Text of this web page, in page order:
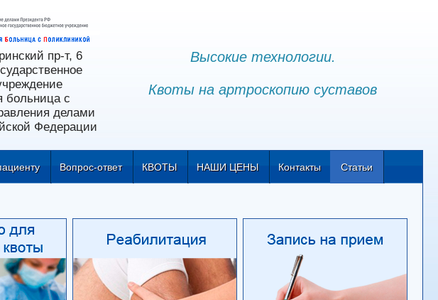
Высокие технологии.
Квоты на артроскопию суставов
пр-т, 6
больница с
делами
Федерации
Вопрос-ответ КВОТЫ НАШИ ЦЕНЫ Контакты Статьи